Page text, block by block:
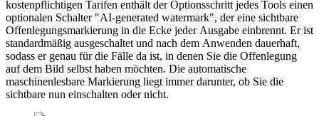
kostenpflichtigen Tarifen enthält der Optionsschritt jedes Tools einen
optionalen Schalter "AI-generated watermark", der eine sichtbare
Offenlegungsmarkierung in die Ecke jeder Ausgabe einbrennt. Er ist
standardmäßig ausgeschaltet und nach dem Anwenden dauerhaft,
sodass er genau für die Fälle da ist, in denen Sie die Offenlegung
auf dem Bild selbst haben möchten. Die automatische
maschinenlesbare Markierung liegt immer darunter, ob Sie die
sichtbare nun einschalten oder nicht.